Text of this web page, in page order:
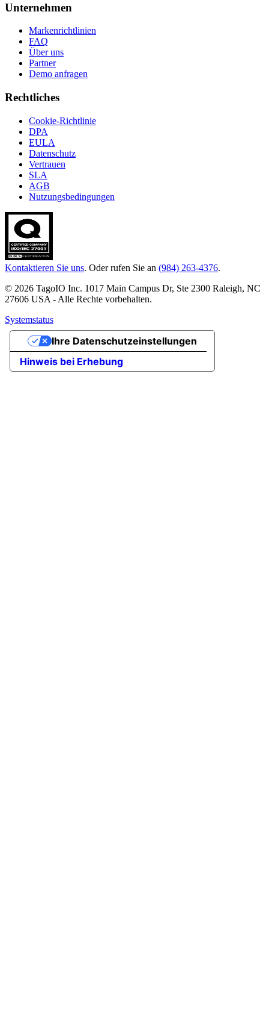
Unternehmen
Markenrichtlinien
FAQ
Über uns
Partner
Demo anfragen
Rechtliches
Cookie-Richtlinie
DPA
EULA
Datenschutz
Vertrauen
SLA
AGB
Nutzungsbedingungen
Kontaktieren Sie uns. Oder rufen Sie an (984) 263-4376.
© 2026 TagoIO Inc. 1017 Main Campus Dr, Ste 2300 Raleigh, NC
27606 USA - Alle Rechte vorbehalten.
Systemstatus
Hinweis bei Erhebung
Ihre Datenschutzeinstellungen